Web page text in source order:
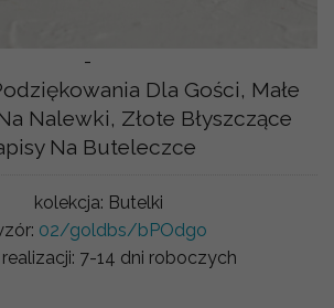
-
Dla Gości, Małe
Nalewki, Złote Błyszczące
Na Buteleczce
kolekcja: Butelki
02/goldbs/bPOdgo
7-14 dni roboczych